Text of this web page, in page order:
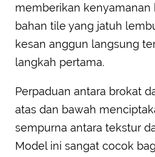
memberikan kenyamanan
bahan tile yang jatuh
kesan anggun langsung
langkah pertama.
Perpaduan antara brokat
atas dan bawah
sempurna antara tekstur
Model ini sangat cocok